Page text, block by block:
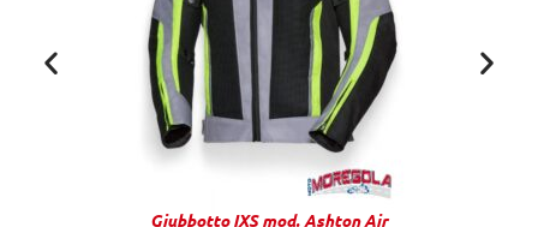
Giubbotto IXS mod. Ashton Air